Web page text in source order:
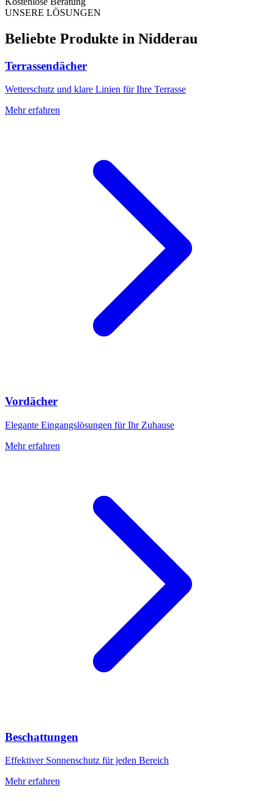
UNSERE LÖSUNGEN
Beliebte Produkte in Nidderau
Terrassendächer
Wetterschutz und klare Linien für Ihre Terrasse
Mehr erfahren
Vordächer
Elegante Eingangslösungen für Ihr Zuhause
Mehr erfahren
Beschattungen
Effektiver Sonnenschutz für jeden Bereich
Mehr erfahren